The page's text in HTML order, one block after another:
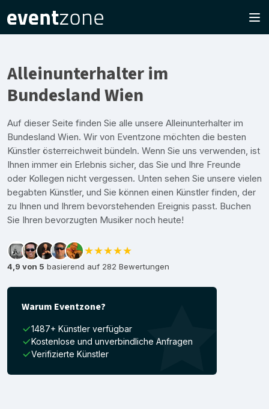
Alleinunterhalter im
Bundesland Wien
Auf dieser Seite finden Sie alle unsere Alleinunterhalter im
Bundesland Wien. Wir von Eventzone möchten die besten
Künstler österreichweit bündeln. Wenn Sie uns verwenden, ist
Ihnen immer ein Erlebnis sicher, das Sie und Ihre Freunde
oder Kollegen nicht vergessen. Unten sehen Sie unsere vielen
begabten Künstler, und Sie können einen Künstler finden, der
zu Ihnen und Ihrem bevorstehenden Ereignis passt. Buchen
Sie Ihren bevorzugten Musiker noch heute!
★★★★★
4,9 von 5 basierend auf 282 Bewertungen
Warum Eventzone?
1487+ Künstler verfügbar
Kostenlose und unverbindliche Anfragen
Verifizierte Künstler